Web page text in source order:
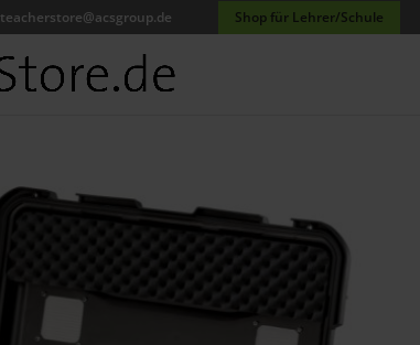
teacherstore@acsgroup.de Shop für Lehrer/Schule